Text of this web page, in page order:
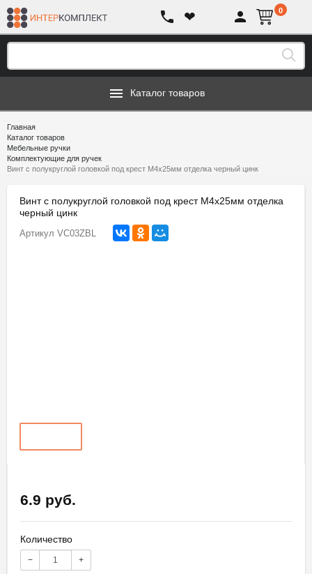
❤ 0
Каталог товаров
Главная
Каталог товаров
Мебельные ручки
Комплектующие для ручек
Винт с полукруглой головкой под крест М4х25мм отделка черный цинк
Винт с полукруглой головкой под крест М4х25мм отделка
черный цинк
Артикул VC03ZBL
6.9 руб.
Количество
− +